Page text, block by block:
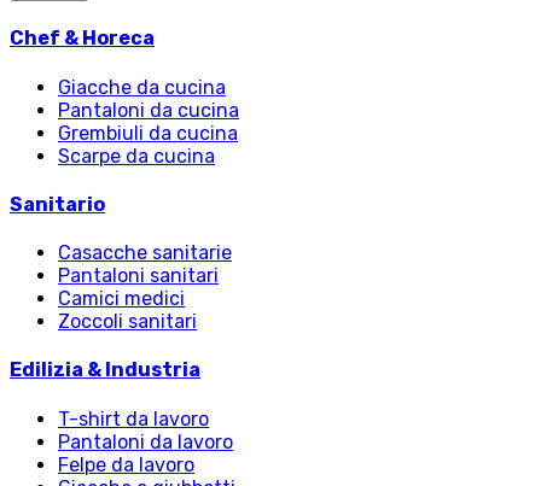
Chef & Horeca
Giacche da cucina
Pantaloni da cucina
Grembiuli da cucina
Scarpe da cucina
Sanitario
Casacche sanitarie
Pantaloni sanitari
Camici medici
Zoccoli sanitari
Edilizia & Industria
T-shirt da lavoro
Pantaloni da lavoro
Felpe da lavoro